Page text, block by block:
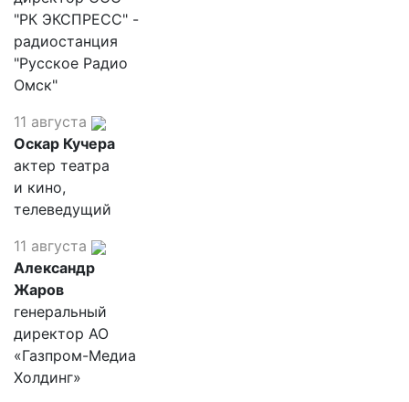
"РК ЭКСПРЕСС" -
радиостанция
"Русское Радио
Омск"
11 августа
Оскар Кучера
актер театра
и кино,
телеведущий
11 августа
Александр
Жаров
генеральный
директор АО
«Газпром-Медиа
Холдинг»